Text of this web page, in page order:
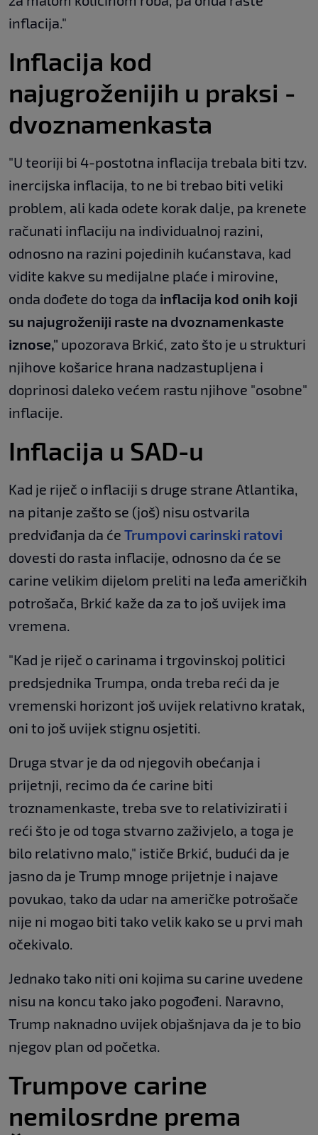
inflacija."
Inflacija kod
najugroženijih u praksi -
dvoznamenkasta
"U teoriji bi 4-postotna inflacija trebala biti tzv.
inercijska inflacija, to ne bi trebao biti veliki
problem, ali kada odete korak dalje, pa krenete
računati inflaciju na individualnoj razini,
odnosno na razini pojedinih kućanstava, kad
vidite kakve su medijalne plaće i mirovine,
onda dođete do toga da inflacija kod onih koji
su najugroženiji raste na dvoznamenkaste
iznose," upozorava Brkić, zato što je u strukturi
njihove košarice hrana nadzastupljena i
doprinosi daleko većem rastu njihove "osobne"
inflacije.
Inflacija u SAD-u
Kad je riječ o inflaciji s druge strane Atlantika,
na pitanje zašto se (još) nisu ostvarila
predviđanja da će Trumpovi carinski ratovi
dovesti do rasta inflacije, odnosno da će se
carine velikim dijelom preliti na leđa američkih
potrošača, Brkić kaže da za to još uvijek ima
vremena.
"Kad je riječ o carinama i trgovinskoj politici
predsjednika Trumpa, onda treba reći da je
vremenski horizont još uvijek relativno kratak,
oni to još uvijek stignu osjetiti.
Druga stvar je da od njegovih obećanja i
prijetnji, recimo da će carine biti
troznamenkaste, treba sve to relativizirati i
reći što je od toga stvarno zaživjelo, a toga je
bilo relativno malo," ističe Brkić, budući da je
jasno da je Trump mnoge prijetnje i najave
povukao, tako da udar na američke potrošače
nije ni mogao biti tako velik kako se u prvi mah
očekivalo.
Jednako tako niti oni kojima su carine uvedene
nisu na koncu tako jako pogođeni. Naravno,
Trump naknadno uvijek objašnjava da je to bio
njegov plan od početka.
Trumpove carine
nemilosrdne prema